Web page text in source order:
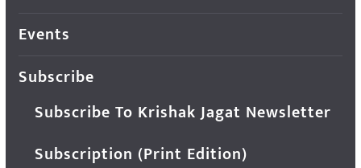
Events
Subscribe
Subscribe To Krishak Jagat Newsletter
Subscription (Print Edition)